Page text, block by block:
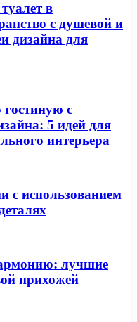
в
с душевой и
дизайна для
с
5 идей для
интерьера
с использованием
лучшие
прихожей